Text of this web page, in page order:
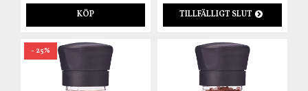
KÖP TILLFÄLLIGT SLUT
- 25%